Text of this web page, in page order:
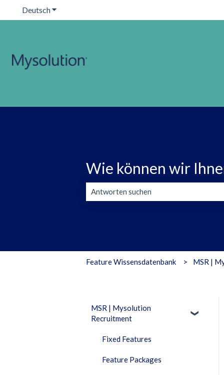
DeutschUntermenü für Übersetzungen anzeigen
Wie können wir
Feature Wissensdatenbank MSR |
MSR | Mysolution
Recruitment
Fixed Features
Feature Packages